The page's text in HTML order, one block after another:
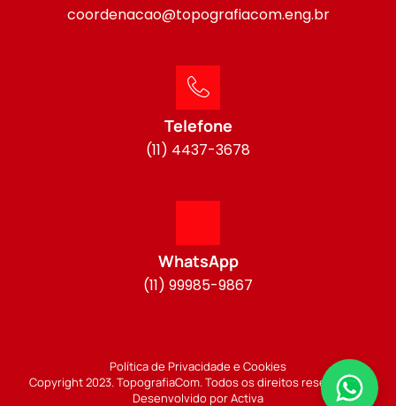
coordenacao@topografiacom.eng.br
Telefone
(11) 4437-3678
WhatsApp
(11) 99985-9867
Política de Privacidade e Cookies
Copyright 2023. TopografiaCom. Todos os direitos reservados.
Desenvolvido por Activa